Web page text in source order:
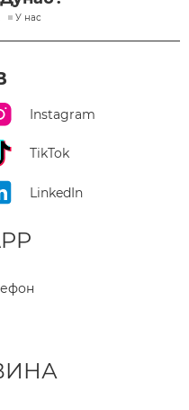
У нас
Instagram
TikTok
LinkedIn